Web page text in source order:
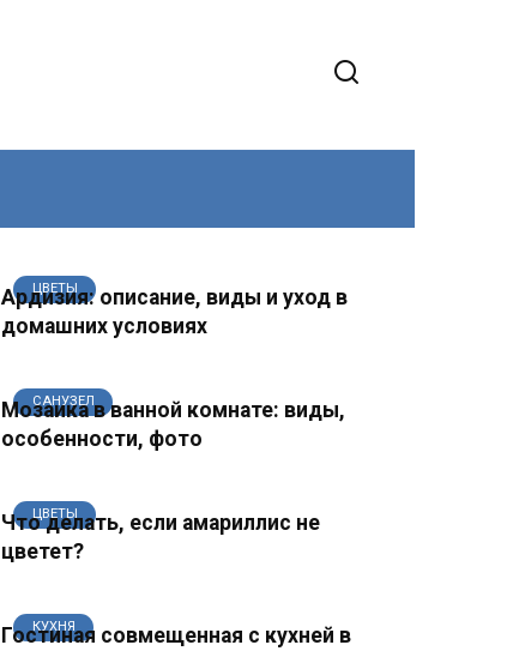
ЦВЕТЫ
Ардизия: описание, виды и уход в
домашних условиях
САНУЗЕЛ
Мозаика в ванной комнате: виды,
особенности, фото
ЦВЕТЫ
Что делать, если амариллис не
цветет?
КУХНЯ
Гостиная совмещенная с кухней в